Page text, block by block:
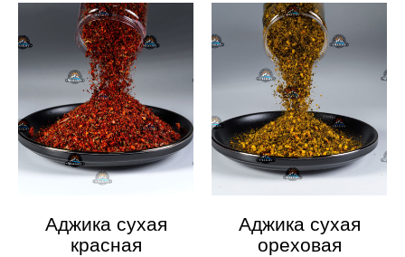
Аджика сухая
красная
Аджика сухая
ореховая